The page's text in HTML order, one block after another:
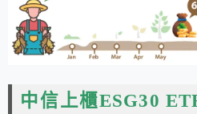
中信上櫃ESG30